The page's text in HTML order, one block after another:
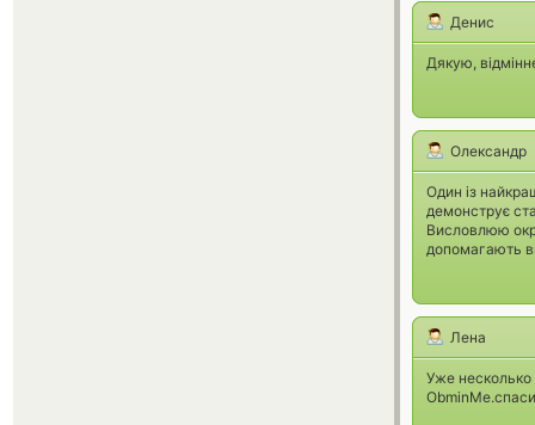
Денис
Дякую,
Олександр
Один із
демонструє
Висловлюю
допомагають
Лена
Уже